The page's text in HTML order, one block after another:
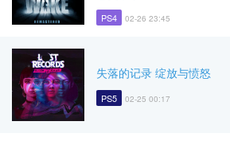
PS4 02-26 23:45
失落的记录 绽放与愤怒
PS5 02-25 00:17